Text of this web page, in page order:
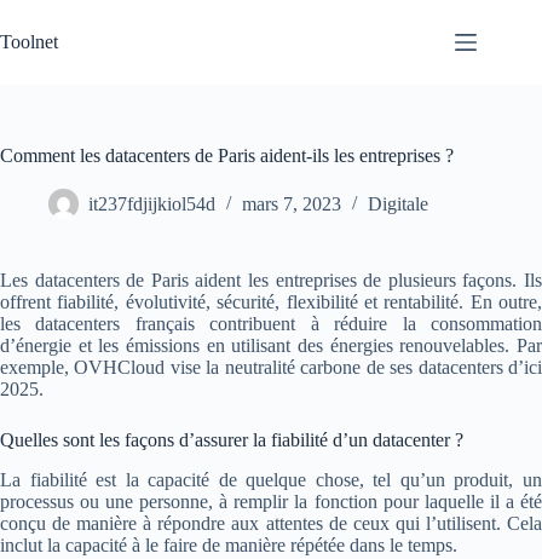
au
contenu
Toolnet
Comment les datacenters de Paris aident-ils les entreprises ?
it237fdjijkiol54d mars 7, 2023 Digitale
Les datacenters de Paris aident les entreprises de plusieurs façons. Ils
offrent fiabilité, évolutivité, sécurité, flexibilité et rentabilité. En outre,
les datacenters français contribuent à réduire la consommation
d’énergie et les émissions en utilisant des énergies renouvelables. Par
exemple, OVHCloud vise la neutralité carbone de ses datacenters d’ici
2025.
Quelles sont les façons d’assurer la fiabilité d’un datacenter ?
La fiabilité est la capacité de quelque chose, tel qu’un produit, un
processus ou une personne, à remplir la fonction pour laquelle il a été
conçu de manière à répondre aux attentes de ceux qui l’utilisent. Cela
inclut la capacité à le faire de manière répétée dans le temps.